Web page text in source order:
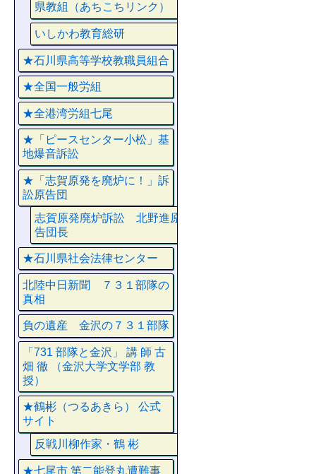
県教組（あちこちリンク）
いしかわ教育総研
★石川県高等学校教職員組合
★全国一般労組
★全港湾労組七尾
★「ピースセンター小松」基
地爆音訴訟
★「志賀原発を廃炉に！」訴
訟原告団
志賀原発廃炉訴訟 北野進原
告団長
★石川県社会法律センター
北陸中日新聞 ７３１部隊の
真相
負の遺産 金沢の７３１部隊
「731 部隊と金沢」 講 師 古
畑 徹 （金沢大学文学部 教
授）
★鶴彬（つるあきら） 公式
サイト
反戦川柳作家・鶴 彬
★七尾市 第二能登丸遭難事